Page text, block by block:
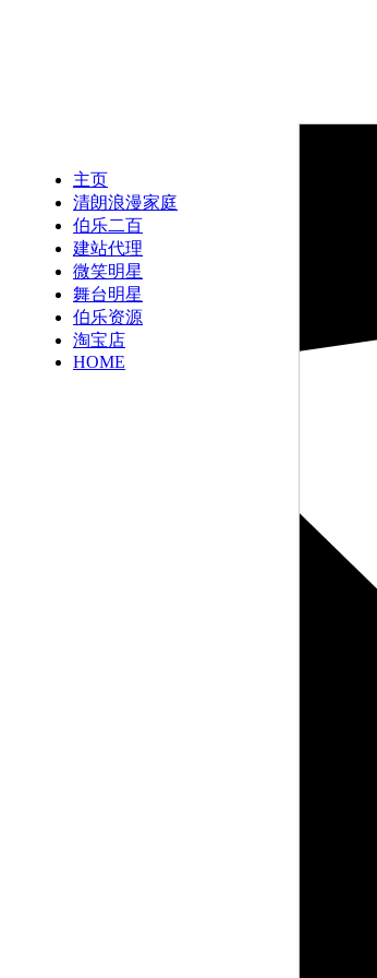
主页
清朗浪漫家庭
伯乐二百
建站代理
微笑明星
舞台明星
伯乐资源
淘宝店
HOME